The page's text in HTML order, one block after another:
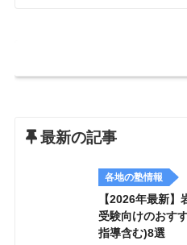
最新の記事
各地の塾情報
【2026年最新
受験向けのおす
指導含む)8選